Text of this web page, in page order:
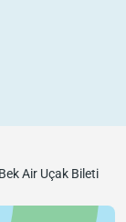
Bek Air Uçak Bileti